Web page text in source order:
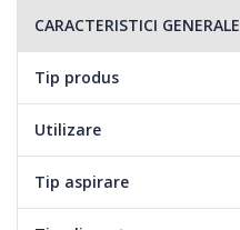
CARACTERISTICI GENERALE
Tip produs
Utilizare
Tip aspirare